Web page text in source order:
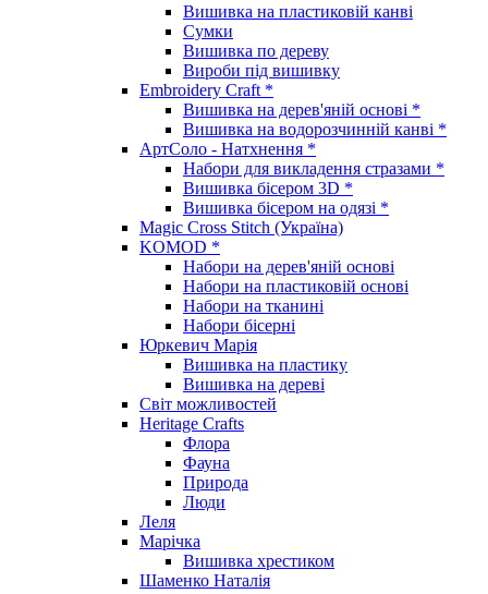
Вишивка на пластиковій канві
Сумки
Вишивка по дереву
Вироби під вишивку
Embroidery Craft *
Вишивка на дерев'яній основі *
Вишивка на водорозчинній канві *
АртСоло - Натхнення *
Набори для викладення стразами *
Вишивка бісером 3D *
Вишивка бісером на одязі *
Magic Cross Stitch (Україна)
KOMOD *
Набори на дерев'яній основі
Набори на пластиковій основі
Набори на тканині
Набори бісерні
Юркевич Марія
Вишивка на пластику
Вишивка на дереві
Світ можливостей
Heritage Crafts
Флора
Фауна
Природа
Люди
Леля
Марічка
Вишивка хрестиком
Шаменко Наталія